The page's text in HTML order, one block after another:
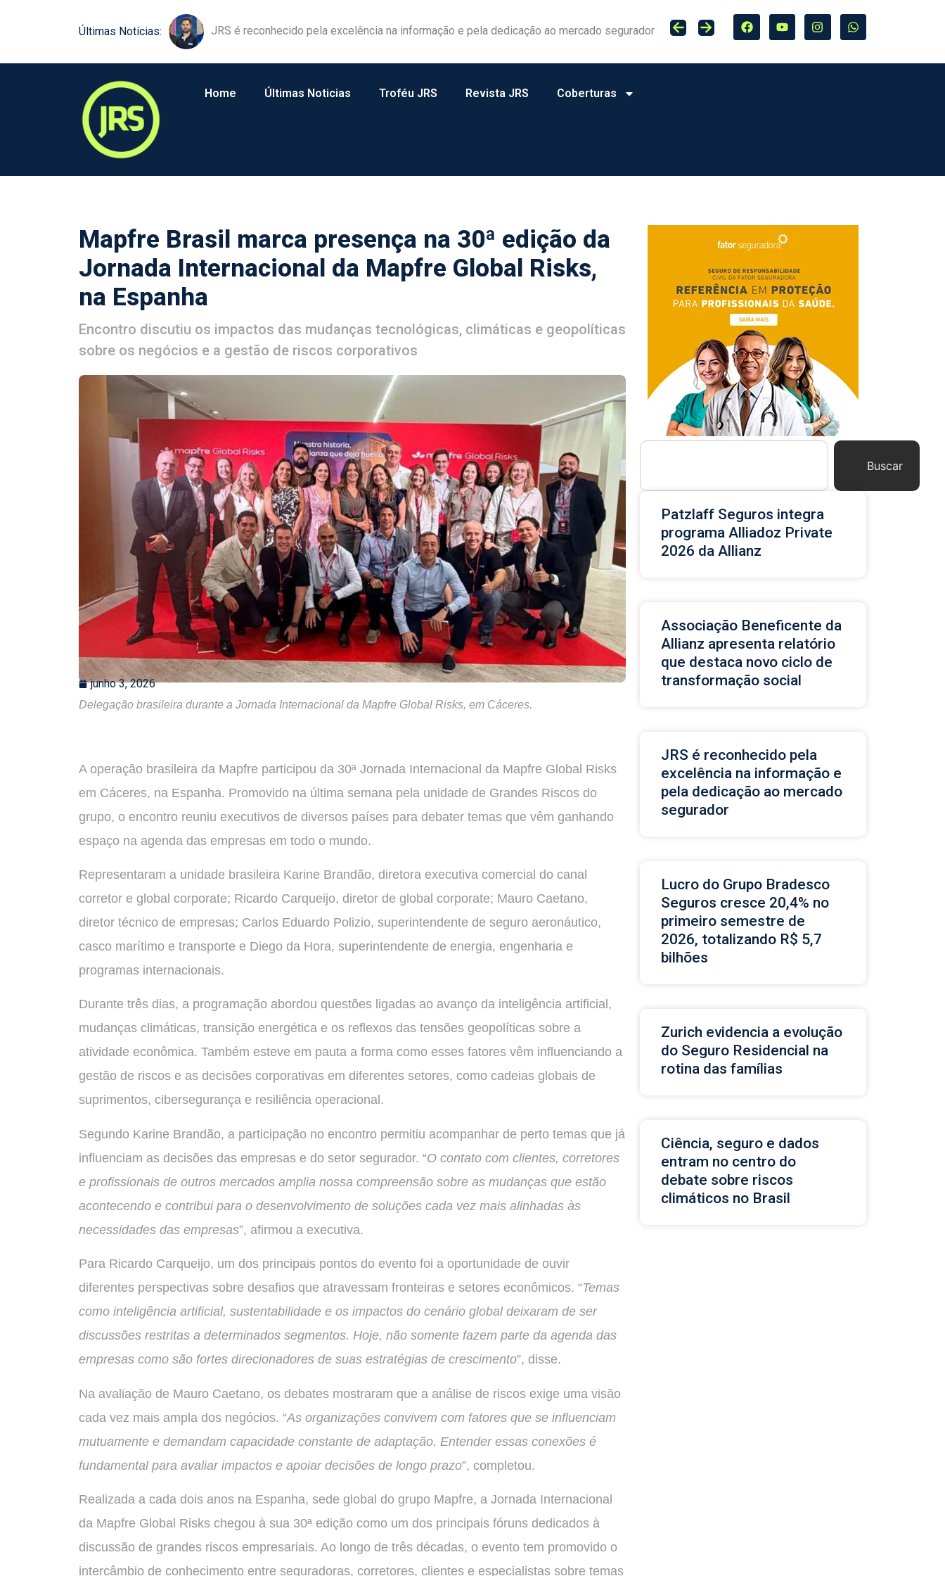
Últimas Notícias: JRS é reconhecido pela excelência na informação e pela dedicação ao mercado segurador
Lucro do Grupo Bradesco Seguros cresce 20,4% no primeiro semestre de 2026, totalizando R$ 5,7 bilhões
Home Últimas Noticias Troféu JRS Revista JRS Coberturas
Mapfre Brasil marca presença na 30ª edição da
Jornada Internacional da Mapfre Global Risks,
na Espanha
Encontro discutiu os impactos das mudanças tecnológicas, climáticas e geopolíticas
sobre os negócios e a gestão de riscos corporativos
junho 3, 2026
Delegação brasileira durante a Jornada Internacional da Mapfre Global Risks, em Cáceres.
A operação brasileira da Mapfre participou da 30ª Jornada Internacional da Mapfre Global Risks
em Cáceres, na Espanha. Promovido na última semana pela unidade de Grandes Riscos do
grupo, o encontro reuniu executivos de diversos países para debater temas que vêm ganhando
espaço na agenda das empresas em todo o mundo.
Representaram a unidade brasileira Karine Brandão, diretora executiva comercial do canal
corretor e global corporate; Ricardo Carqueijo, diretor de global corporate; Mauro Caetano,
diretor técnico de empresas; Carlos Eduardo Polizio, superintendente de seguro aeronáutico,
casco marítimo e transporte e Diego da Hora, superintendente de energia, engenharia e
programas internacionais.
Durante três dias, a programação abordou questões ligadas ao avanço da inteligência artificial,
mudanças climáticas, transição energética e os reflexos das tensões geopolíticas sobre a
atividade econômica. Também esteve em pauta a forma como esses fatores vêm influenciando a
gestão de riscos e as decisões corporativas em diferentes setores, como cadeias globais de
suprimentos, cibersegurança e resiliência operacional.
Segundo Karine Brandão, a participação no encontro permitiu acompanhar de perto temas que já
influenciam as decisões das empresas e do setor segurador. “O contato com clientes, corretores
e profissionais de outros mercados amplia nossa compreensão sobre as mudanças que estão
acontecendo e contribui para o desenvolvimento de soluções cada vez mais alinhadas às
necessidades das empresas”, afirmou a executiva.
Para Ricardo Carqueijo, um dos principais pontos do evento foi a oportunidade de ouvir
diferentes perspectivas sobre desafios que atravessam fronteiras e setores econômicos. “Temas
como inteligência artificial, sustentabilidade e os impactos do cenário global deixaram de ser
discussões restritas a determinados segmentos. Hoje, não somente fazem parte da agenda das
empresas como são fortes direcionadores de suas estratégias de crescimento”, disse.
Na avaliação de Mauro Caetano, os debates mostraram que a análise de riscos exige uma visão
cada vez mais ampla dos negócios. “As organizações convivem com fatores que se influenciam
mutuamente e demandam capacidade constante de adaptação. Entender essas conexões é
fundamental para avaliar impactos e apoiar decisões de longo prazo”, completou.
Realizada a cada dois anos na Espanha, sede global do grupo Mapfre, a Jornada Internacional
da Mapfre Global Risks chegou à sua 30ª edição como um dos principais fóruns dedicados à
discussão de grandes riscos empresariais. Ao longo de três décadas, o evento tem promovido o
intercâmbio de conhecimento entre seguradoras, corretores, clientes e especialistas sobre temas
Buscar
Patzlaff Seguros integra
programa Alliadoz Private
2026 da Allianz
Associação Beneficente da
Allianz apresenta relatório
que destaca novo ciclo de
transformação social
JRS é reconhecido pela
excelência na informação e
pela dedicação ao mercado
segurador
Lucro do Grupo Bradesco
Seguros cresce 20,4% no
primeiro semestre de
2026, totalizando R$ 5,7
bilhões
Zurich evidencia a evolução
do Seguro Residencial na
rotina das famílias
Ciência, seguro e dados
entram no centro do
debate sobre riscos
climáticos no Brasil